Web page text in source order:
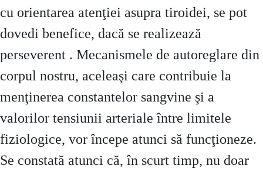
cu orientarea atenţiei asupra tiroidei, se pot
dovedi benefice, dacă se realizează
perseverent . Mecanismele de autoreglare din
corpul nostru, aceleaşi care contribuie la
menţinerea constantelor sangvine şi a
valorilor tensiunii arteriale între limitele
fiziologice, vor începe atunci să funcţioneze.
Se constată atunci că, în scurt timp, nu doar